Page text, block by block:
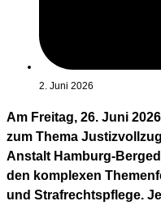
2. Juni 2026
Am Freitag, 26. Juni
zum Thema
Anstalt Hamburg-
den komplexen
und Strafrechtspflege.